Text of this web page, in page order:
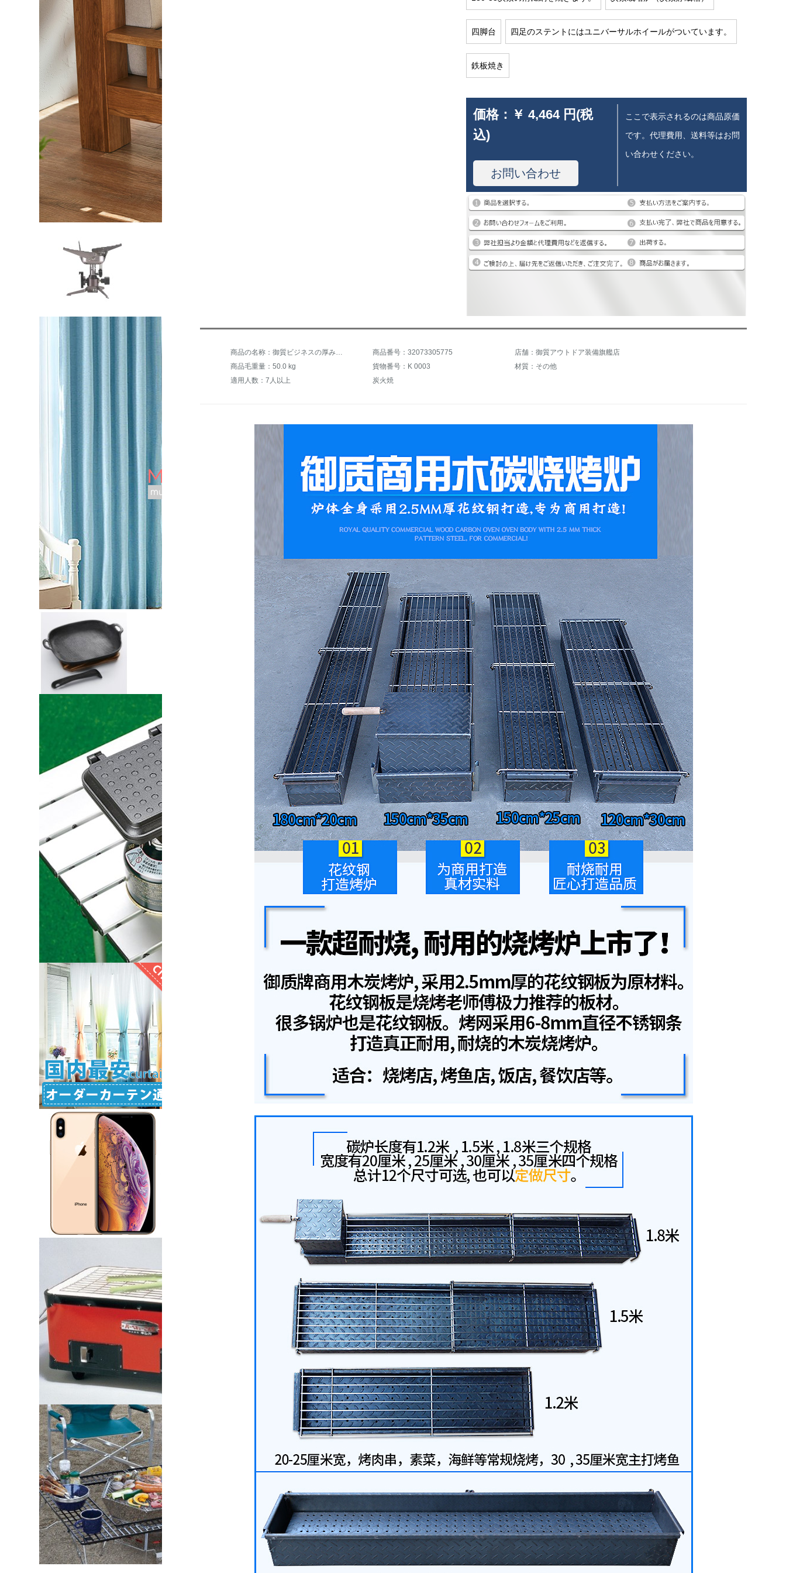
四脚台 四足のステントにはユニバーサルホイールがついています。
鉄板焼き
価格： ￥ 4,464 円(税
込)
お問い合わせ
ここで表示されるのは商品原価
です。代理費用、送料等はお問
い合わせください。
商品の名称：御質ビジネスの厚みを増し、幅を広くした炭のオーブン焼き店が羊肉の串焼き焼きグリル焼魚箱120*30炭の溝を広げて網を焼きます。 商品番号：32073305775
店舗：御質アウトドア装備旗艦店
商品毛重量：50.0 kg
貨物番号：K 0003
材質：その他
適用人数：7人以上
炭火焼